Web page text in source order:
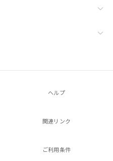
ヘルプ
関連リンク
ご利用条件